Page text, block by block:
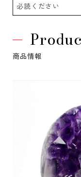
必読ください
商品情報